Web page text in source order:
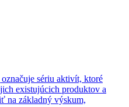
sériu aktivít, ktoré
existujúcich produktov a
na základný výskum,